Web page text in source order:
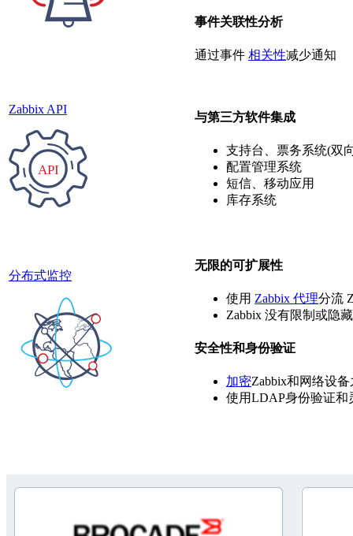
事件关联性分析
通过事件 相关性减少通知
Zabbix API
与第三方软件集成
支持台、票务系统(双
配置管理系统
短信、移动应用
库存系统
分布式监控
无限的可扩展性
使用 Zabbix 代理分流
Zabbix 没有限制或隐
安全性和身份验证
加密Zabbix和网络设
使用LDAP身份验证和